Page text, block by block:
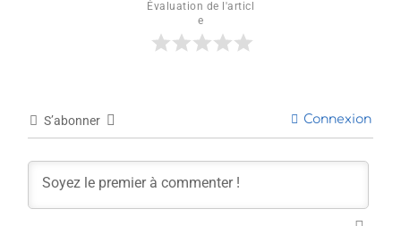
Évaluation de l'articl
e
S’abonner Connexion